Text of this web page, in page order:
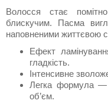
Волосся стає
блискучим. Пасма
наповненими життєвою
Ефект
гладкість.
Інтенсивне
Легка формула —
об’єм.